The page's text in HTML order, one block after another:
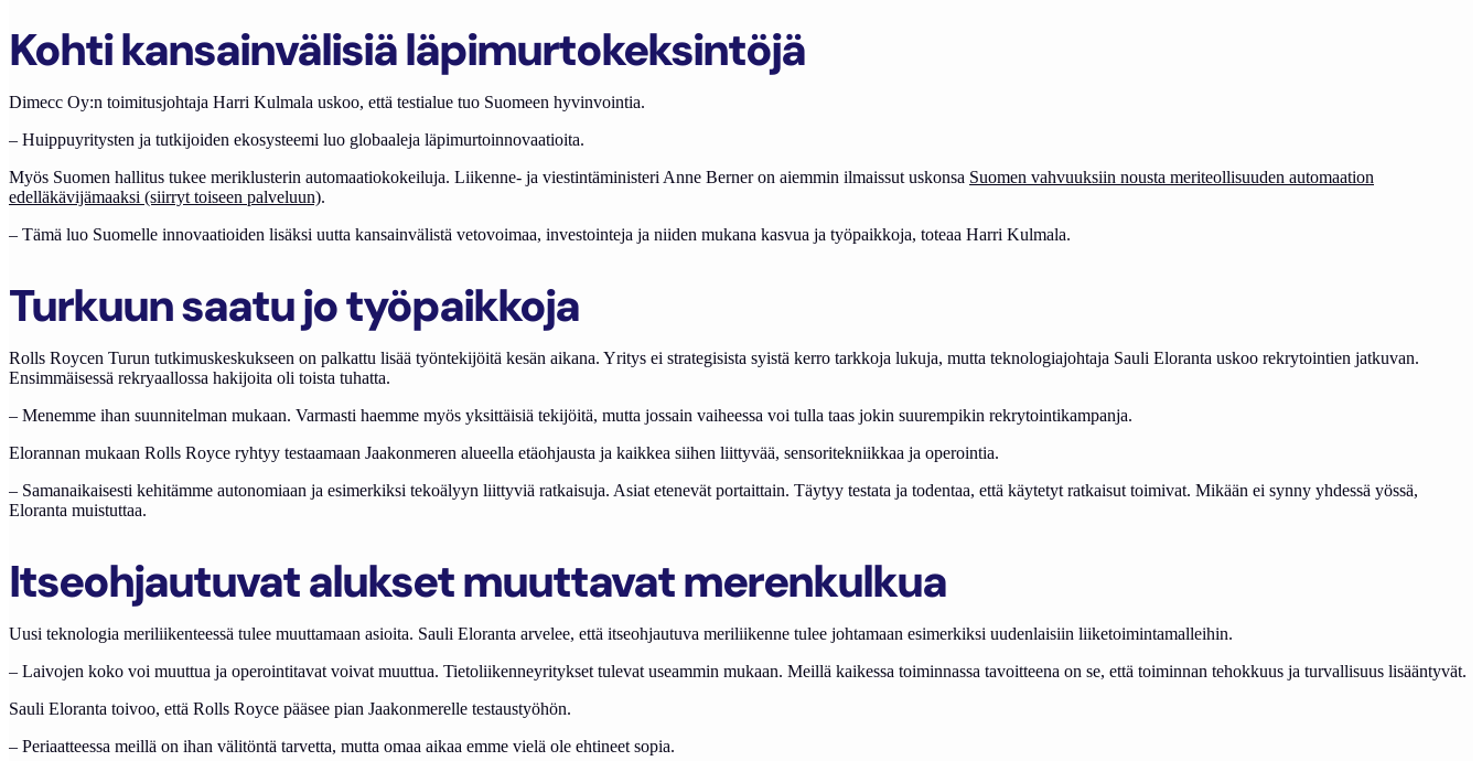
Kohti kansainvälisiä läpimurtokeksintöjä
Dimecc Oy:n toimitusjohtaja Harri Kulmala uskoo, että testialue tuo Suomeen hyvinvointia.
– Huippuyritysten ja tutkijoiden ekosysteemi luo globaaleja läpimurtoinnovaatioita.
Myös Suomen hallitus tukee meriklusterin automaatiokokeiluja. Liikenne- ja viestintäministeri Anne Berner on aiemmin ilmaissut uskonsa Suomen vahvuuksiin nousta meriteollisuuden automaation
edelläkävijämaaksi (siirryt toiseen palveluun).
– Tämä luo Suomelle innovaatioiden lisäksi uutta kansainvälistä vetovoimaa, investointeja ja niiden mukana kasvua ja työpaikkoja, toteaa Harri Kulmala.
Turkuun saatu jo työpaikkoja
Rolls Roycen Turun tutkimuskeskukseen on palkattu lisää työntekijöitä kesän aikana. Yritys ei strategisista syistä kerro tarkkoja lukuja, mutta teknologiajohtaja Sauli Eloranta uskoo rekrytointien jatkuvan.
Ensimmäisessä rekryaallossa hakijoita oli toista tuhatta.
– Menemme ihan suunnitelman mukaan. Varmasti haemme myös yksittäisiä tekijöitä, mutta jossain vaiheessa voi tulla taas jokin suurempikin rekrytointikampanja.
Elorannan mukaan Rolls Royce ryhtyy testaamaan Jaakonmeren alueella etäohjausta ja kaikkea siihen liittyvää, sensoritekniikkaa ja operointia.
– Samanaikaisesti kehitämme autonomiaan ja esimerkiksi tekoälyyn liittyviä ratkaisuja. Asiat etenevät portaittain. Täytyy testata ja todentaa, että käytetyt ratkaisut toimivat. Mikään ei synny yhdessä yössä,
Eloranta muistuttaa.
Itseohjautuvat alukset muuttavat merenkulkua
Uusi teknologia meriliikenteessä tulee muuttamaan asioita. Sauli Eloranta arvelee, että itseohjautuva meriliikenne tulee johtamaan esimerkiksi uudenlaisiin liiketoimintamalleihin.
– Laivojen koko voi muuttua ja operointitavat voivat muuttua. Tietoliikenneyritykset tulevat useammin mukaan. Meillä kaikessa toiminnassa tavoitteena on se, että toiminnan tehokkuus ja turvallisuus lisääntyvät.
Sauli Eloranta toivoo, että Rolls Royce pääsee pian Jaakonmerelle testaustyöhön.
– Periaatteessa meillä on ihan välitöntä tarvetta, mutta omaa aikaa emme vielä ole ehtineet sopia.